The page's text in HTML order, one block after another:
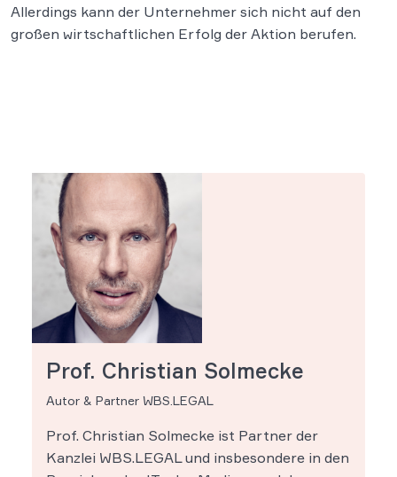
Allerdings kann der Unternehmer sich nicht auf den
großen wirtschaftlichen Erfolg der Aktion berufen.
Prof. Christian Solmecke
Autor & Partner WBS.LEGAL
Prof. Christian Solmecke ist Partner der
Kanzlei WBS.LEGAL und insbesondere in den